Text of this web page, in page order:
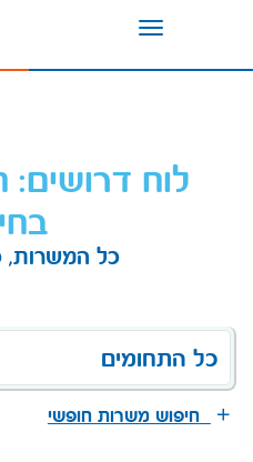
Toggle
לוח דרושים:
כל המשרות,
כל התחומים
חיפוש משרות חופשי